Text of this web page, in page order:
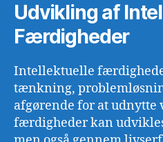
Udvikling af
Færdigheder
Intellektuelle
tænkning,
afgørende for at udnytte
færdigheder kan